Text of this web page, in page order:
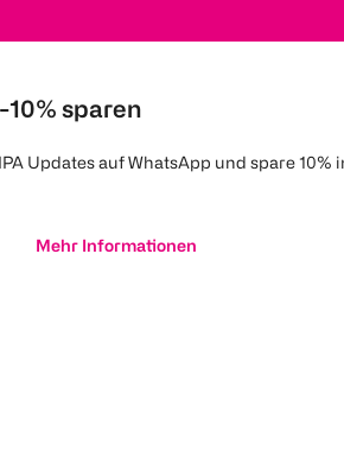
sparen
Updates auf WhatsApp und spare 10%
Mehr Informationen